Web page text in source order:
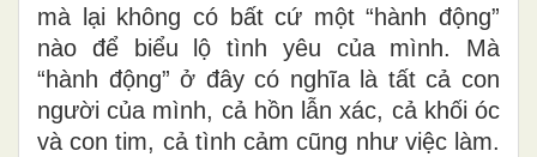
mà lại không có bất cứ một “hành động”
nào để biểu lộ tình yêu của mình. Mà
“hành động” ở đây có nghĩa là tất cả con
người của mình, cả hồn lẫn xác, cả khối óc
và con tim, cả tình cảm cũng như việc làm.